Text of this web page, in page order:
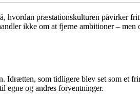
hvordan præstationskulturen
ikke om at fjerne ambitioner –
som tidligere blev set som et
egne og andres forventninger.